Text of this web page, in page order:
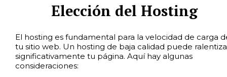
Elección del Hosting
El hosting es fundamental para la velocidad de carga
tu sitio web. Un hosting de baja calidad puede
significativamente tu página. Aquí hay algunas
consideraciones: